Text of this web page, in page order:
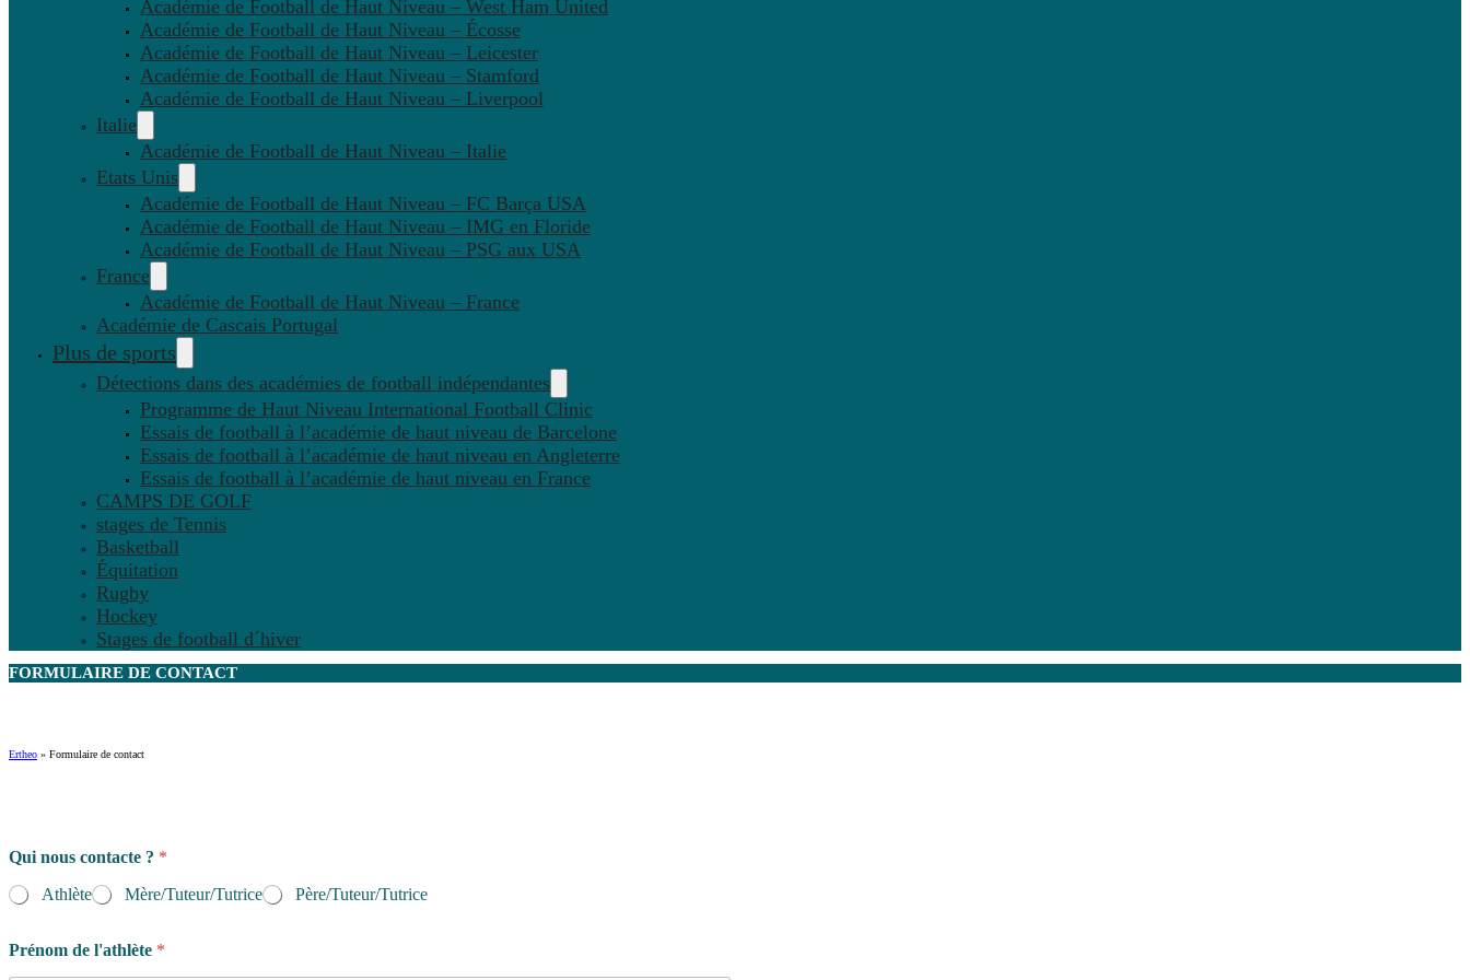
Académie de Football de Haut Niveau – West Ham United
Académie de Football de Haut Niveau – Écosse
Académie de Football de Haut Niveau – Leicester
Académie de Football de Haut Niveau – Stamford
Académie de Football de Haut Niveau – Liverpool
Italie
Académie de Football de Haut Niveau – Italie
Etats Unis
Académie de Football de Haut Niveau – FC Barça USA
Académie de Football de Haut Niveau – IMG en Floride
Académie de Football de Haut Niveau – PSG aux USA
France
Académie de Football de Haut Niveau – France
Académie de Cascais Portugal
Plus de sports
Détections dans des académies de football indépendantes
Programme de Haut Niveau International Football Clinic
Essais de football à l’académie de haut niveau de Barcelone
Essais de football à l’académie de haut niveau en Angleterre
Essais de football à l’académie de haut niveau en France
CAMPS DE GOLF
stages de Tennis
Basketball
Équitation
Rugby
Hockey
Stages de football d´hiver
FORMULAIRE DE CONTACT
Ertheo » Formulaire de contact
Qui nous contacte ? *
Athlète
Mère/Tuteur/Tutrice Père/Tuteur/Tutrice
Prénom de l'athlète *